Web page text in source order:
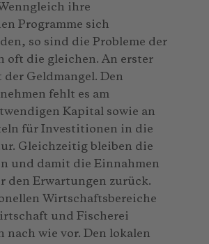
ihre
Programme sich
so sind die Probleme der
oft die gleichen. An erster
der Geldmangel. Den
fehlt es am
Kapital sowie an
für Investitionen in die
Gleichzeitig bleiben die
und damit die Einnahmen
den Erwartungen zurück.
Wirtschaftsbereiche
und Fischerei
nach wie vor. Den lokalen